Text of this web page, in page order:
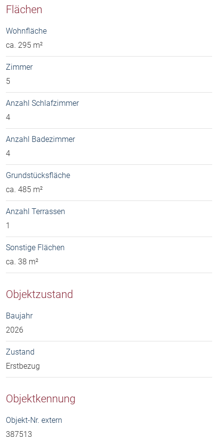
Flächen
Wohnfläche
ca. 295 m²
Zimmer
5
Anzahl Schlafzimmer
4
Anzahl Badezimmer
4
Grundstücksfläche
ca. 485 m²
Anzahl Terrassen
1
Sonstige Flächen
ca. 38 m²
Objektzustand
Baujahr
2026
Zustand
Erstbezug
Objektkennung
Objekt-Nr. extern
387513